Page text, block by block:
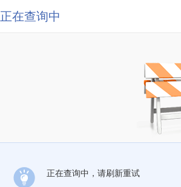
正在查询中
正在查询中，请刷新重试